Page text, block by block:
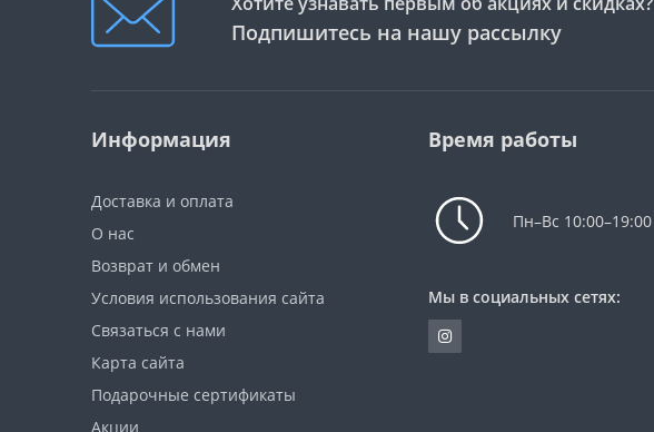
Подпишитесь на нашу рассылку
Информация
Доставка и оплата
О нас
Возврат и обмен
Условия использования сайта
Связаться с нами
Карта сайта
Подарочные сертификаты
Акции
Время работы
Пн–Вс 10:00–19:00
Мы в социальных сетях: